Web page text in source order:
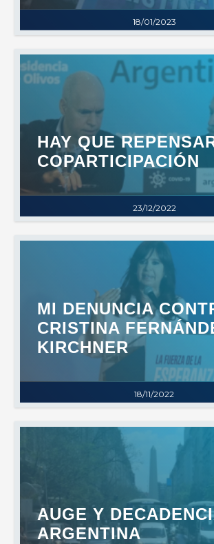
18/01/2023
23/12/2022
HAY QUE
COPARTICIPACIÓN
18/11/2022
MI DENUNCIA
CRISTINA
KIRCHNER
AUGE Y
ARGENTINA